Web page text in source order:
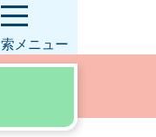
メニュー